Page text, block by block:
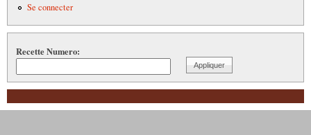
Se connecter
Recette Numero: